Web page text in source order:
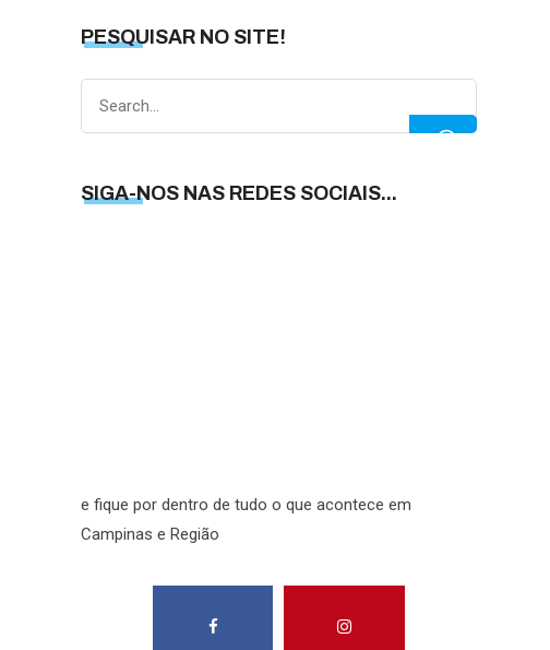
PESQUISAR NO SITE!
SIGA-NOS NAS REDES SOCIAIS...
e fique por dentro de tudo o que acontece em
Campinas e Região